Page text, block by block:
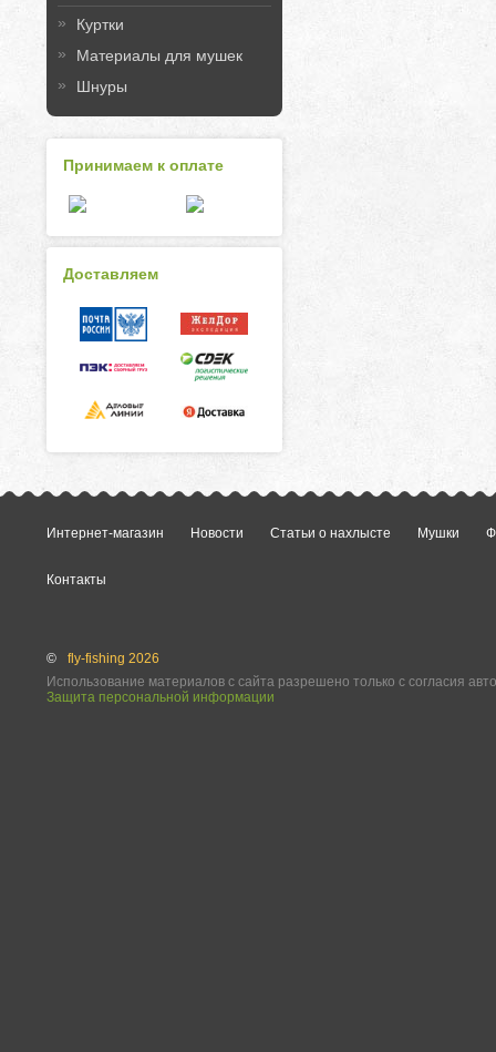
Куртки
Материалы для мушек
Шнуры
Принимаем к оплате
Доставляем
Интернет-магазин Новости Статьи о нахлысте Мушки
Контакты
©
fly-fishing 2026
Использование материалов с сайта разрешено только с согласия
Защита персональной информации